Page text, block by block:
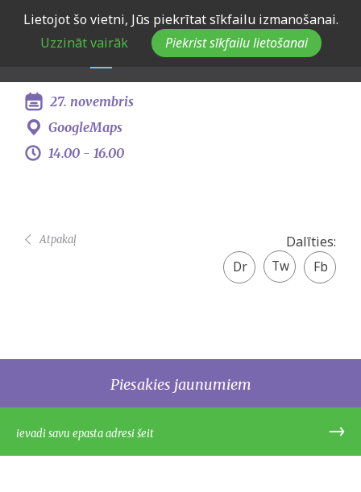
Lietojot šo vietni, Jūs piekrītat sīkfailu izmanošanai.
Uzzināt vairāk
Piekrist sīkfailu lietošanai
Eiropas Jaunatnes dialoga
konsultācija Jelgavā
GoogleMaps
27. novembris
14.00 - 16.00
Dalīties:
Facebook
share
Twitter
Atpakaļ
Piesakies jaunumiem